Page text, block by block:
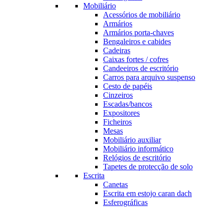
Mobiliário
Acessórios de mobiliário
Armários
Armários porta-chaves
Bengaleiros e cabides
Cadeiras
Caixas fortes / cofres
Candeeiros de escritório
Carros para arquivo suspenso
Cesto de papéis
Cinzeiros
Escadas/bancos
Expositores
Ficheiros
Mesas
Mobiliário auxiliar
Mobiliário informático
Relógios de escritório
Tapetes de protecção de solo
Escrita
Canetas
Escrita em estojo caran dach
Esferográficas